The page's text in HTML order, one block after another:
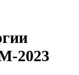
2023